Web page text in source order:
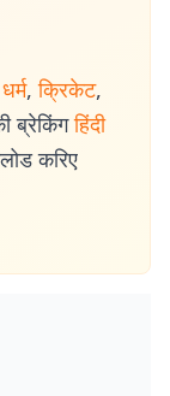
धर्म, क्रिकेट,
ब्रेकिंग हिंदी
करिए